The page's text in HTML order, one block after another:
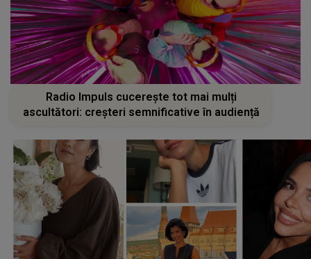
Radio Impuls cucerește tot mai mulți
ascultători: creșteri semnificative în audiență